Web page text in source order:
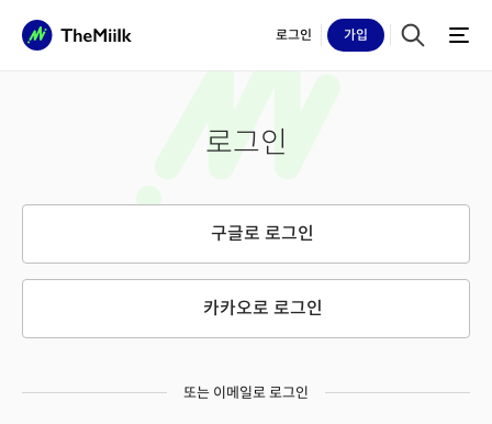
로그인 가입
로그인
구글로 로그인
카카오로 로그인
또는 이메일로 로그인